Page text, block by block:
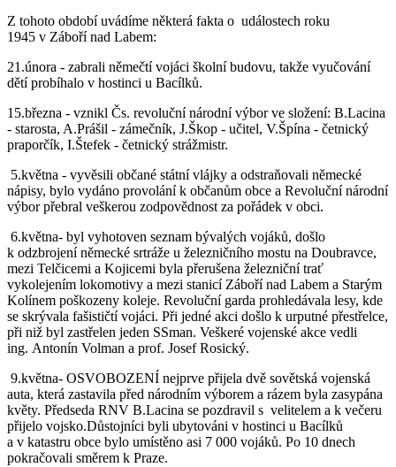
Z tohoto období uvádíme některá fakta o událostech roku
1945 v Záboří nad Labem:
21.února - zabrali němečtí vojáci školní budovu, takže vyučování
dětí probíhalo v hostinci u Bacílků.
15.března - vznikl Čs. revoluční národní výbor ve složení: B.Lacina
- starosta, A.Prášil - zámečník, J.Škop - učitel, V.Špína - četnický
praporčík, I.Štefek - četnický strážmistr.
5.května - vyvěsili občané státní vlájky a odstraňovali německé
nápisy, bylo vydáno provolání k občanům obce a Revoluční národní
výbor přebral veškerou zodpovědnost za pořádek v obci.
6.května- byl vyhotoven seznam bývalých vojáků, došlo
k odzbrojení německé srtráže u železničního mostu na Doubravce,
mezi Telčicemi a Kojicemi byla přerušena železniční trať
vykolejením lokomotivy a mezi stanicí Záboří nad Labem a Starým
Kolínem poškozeny koleje. Revoluční garda prohledávala lesy, kde
se skrývala fašističtí vojáci. Při jedné akci došlo k urputné přestřelce,
při niž byl zastřelen jeden SSman. Veškeré vojenské akce vedli
ing. Antonín Volman a prof. Josef Rosický.
9.května- OSVOBOZENÍ nejprve přijela dvě sovětská vojenská
auta, která zastavila před národním výborem a rázem byla zasypána
květy. Předseda RNV B.Lacina se pozdravil s velitelem a k večeru
přijelo vojsko.Důstojníci byli ubytováni v hostinci u Bacílků
a v katastru obce bylo umístěno asi 7 000 vojáků. Po 10 dnech
pokračovali směrem k Praze.